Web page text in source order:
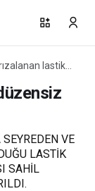
lastik
göçmen
VE
LASTİK
SAHİL
Paylaş